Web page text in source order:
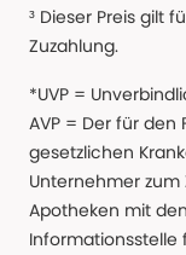
³ Dieser Preis gilt
Zuzahlung.
*UVP =
AVP = Der für den
gesetzlichen
Unternehmer
Apotheken mit
Informationsstelle